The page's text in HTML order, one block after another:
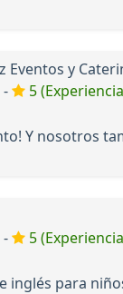
Eventos y
-
5
Y nosotros
-
5
inglés para